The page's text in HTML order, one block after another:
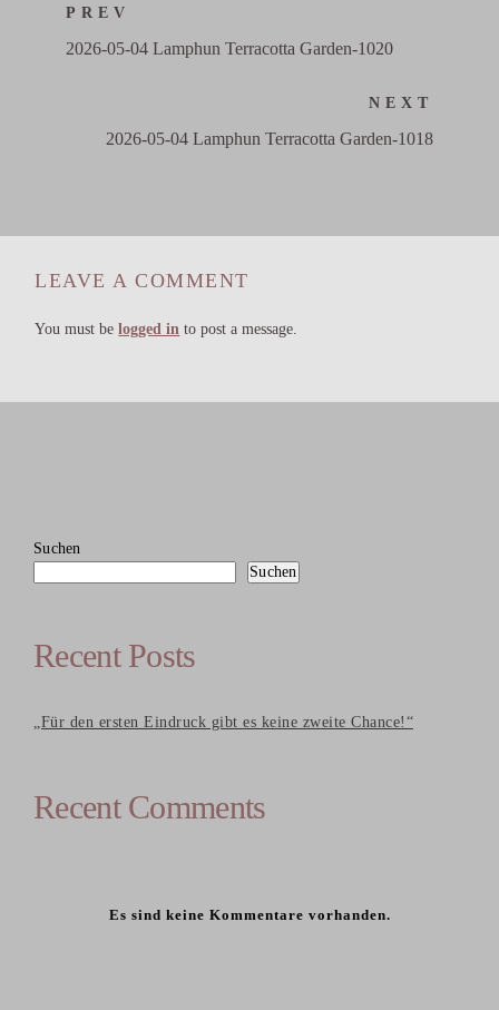
PREV
2026-05-04 Lamphun Terracotta Garden-1020
NEXT
2026-05-04 Lamphun Terracotta Garden-1018
LEAVE A COMMENT
You must belogged in to post a message.
Suchen
Suchen
Recent Posts
„Für den ersten Eindruck gibt es keine zweite Chance!“
Recent Comments
Es sind keine Kommentare vorhanden.